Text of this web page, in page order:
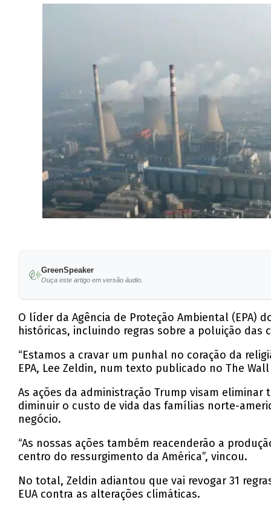
GreenSpeaker
Ouça este artigo em versão áudio.
O líder da Agência de Proteção Ambiental (EPA)
históricas, incluindo regras sobre a poluição
“Estamos a cravar um punhal no coração da
EPA, Lee Zeldin, num texto publicado no The
As ações da administração Trump visam
diminuir o custo de vida das famílias norte-
negócio.
“As nossas ações também reacenderão a
centro do ressurgimento da América”, vincou.
No total, Zeldin adiantou que vai revogar 31
EUA contra as alterações climáticas.